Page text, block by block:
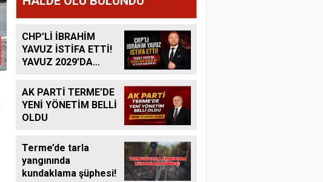
CHP’Lİ İBRAHİM
YAVUZ İSTİFA ETTİ!
YAVUZ 2029’DA
OLACAK MI?
AK PARTİ TERME’DE
YENİ YÖNETİM BELLİ
OLDU
Terme’de tarla
yangınında
kundaklama şüphesi!